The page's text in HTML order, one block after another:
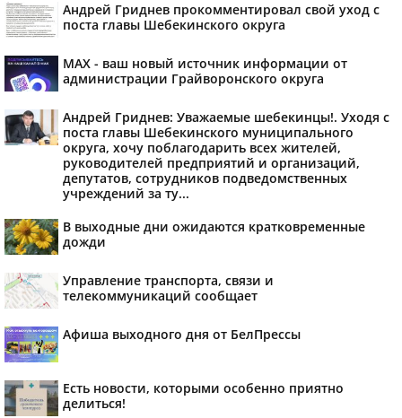
Андрей Гриднев прокомментировал свой уход с
поста главы Шебекинского округа
MAX - ваш новый источник информации от
администрации Грайворонского округа
Андрей Гриднев: Уважаемые шебекинцы!. Уходя с
поста главы Шебекинского муниципального
округа, хочу поблагодарить всех жителей,
руководителей предприятий и организаций,
депутатов, сотрудников подведомственных
учреждений за ту...
В выходные дни ожидаются кратковременные
дожди
Управление транспорта, связи и
телекоммуникаций сообщает
Афиша выходного дня от БелПрессы
Есть новости, которыми особенно приятно
делиться!